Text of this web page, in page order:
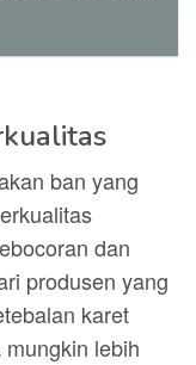
ban yang
dan
produsen yang
karet
lebih